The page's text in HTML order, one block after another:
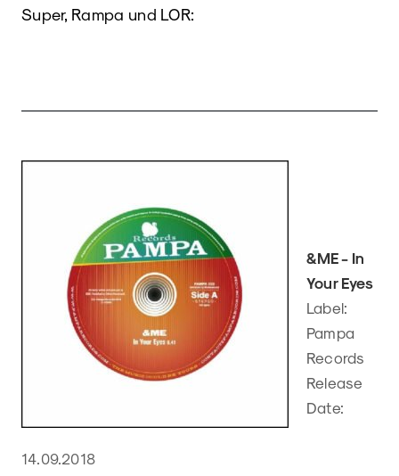
Super, Rampa und LOR:
&ME - In
Your Eyes
Label:
Pampa
Records
Release
Date:
14.09.2018